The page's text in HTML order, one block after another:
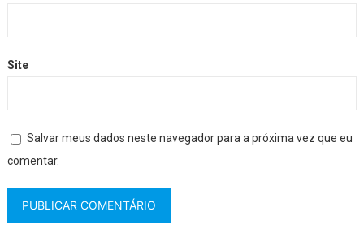
Site
Salvar meus dados neste navegador para a próxima vez que eu
comentar.